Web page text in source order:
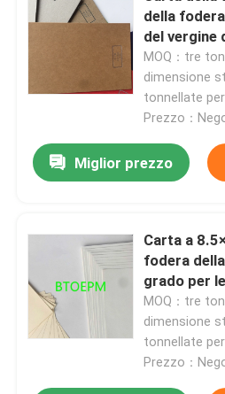
della
del vergine
MOQ：tre
dimensione
tonnellate
Prezzo：
Miglior prezzo
Carta a
fodera
grado per
MOQ：tre
dimensione
tonnellate
Prezzo：